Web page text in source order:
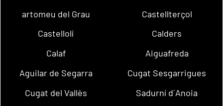
artomeu del Grau
Castellterçol
Castellolí
Calders
Calaf
Aiguafreda
Aguilar de Segarra
Cugat Sesgarrigues
Cugat del Vallès
Sadurní d´Anoia